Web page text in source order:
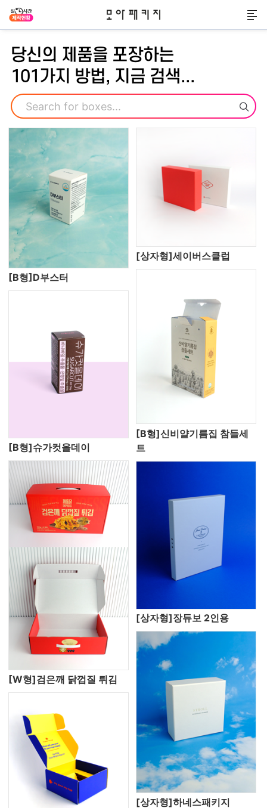
모아패키지
메
당신의 제품을 포장하는
101가지 방법, 지금 검색...
검색
[B형]D부스터
[상자형]세이버스클럽
[B형]슈가컷올데이
[B형]신비얄기름집 참들세
트
[W형]검은깨 닭껍질 튀김
[상자형]장듀보 2인용
[상자형]하네스패키지